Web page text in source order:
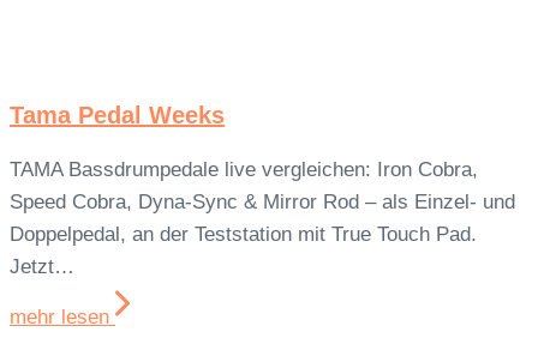
Tama Pedal Weeks
TAMA Bassdrumpedale live vergleichen: Iron Cobra,
Speed Cobra, Dyna-Sync & Mirror Rod – als Einzel- und
Doppelpedal, an der Teststation mit True Touch Pad.
Jetzt…
mehr lesen